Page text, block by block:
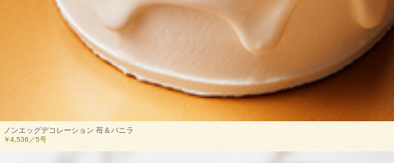
ノンエッグデコレーション 苺＆バニラ
￥4,536／5号